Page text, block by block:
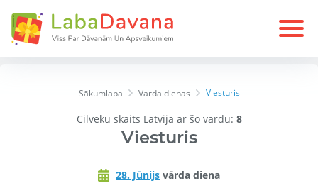
Sākumlapa Varda dienas Viesturis
Cilvēku skaits Latvijā ar šo vārdu: 8
Viesturis
28. Jūnijs vārda diena